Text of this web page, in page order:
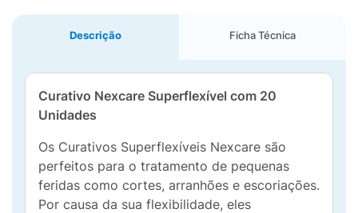
Descrição Ficha Técnica
Curativo Nexcare Superflexível com 20
Unidades
Os Curativos Superflexíveis Nexcare são
perfeitos para o tratamento de pequenas
feridas como cortes, arranhões e escoriações.
Por causa da sua flexibilidade, eles